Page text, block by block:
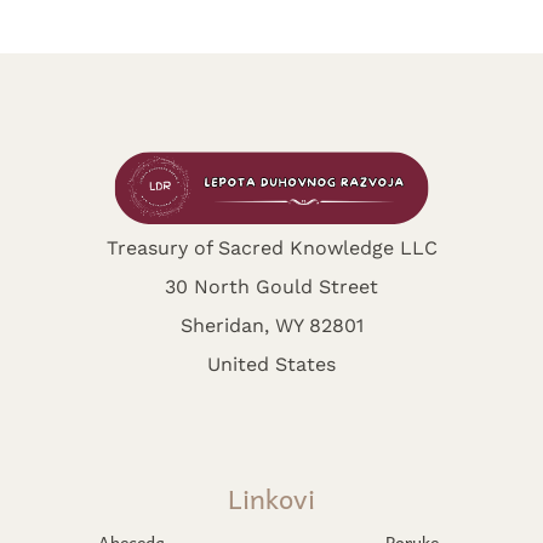
Treasury of Sacred Knowledge LLC
30 North Gould Street
Sheridan, WY 82801
United States
Linkovi